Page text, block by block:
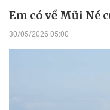
Em có về Mũi Né
30/05/2026 05:00